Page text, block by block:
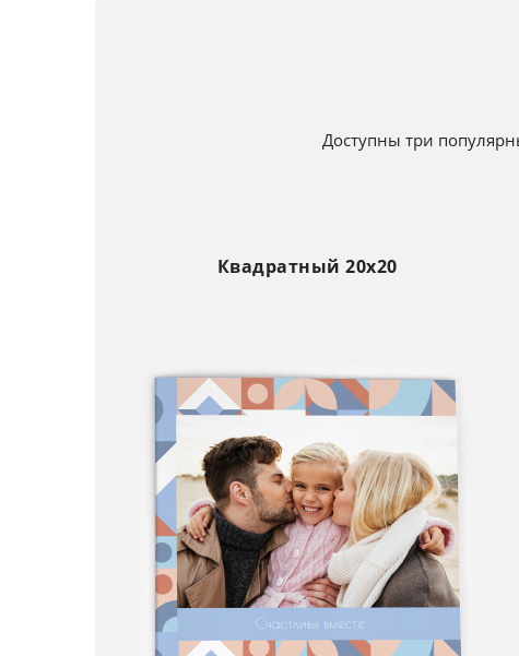
Доступны три
Квадратный 20х20